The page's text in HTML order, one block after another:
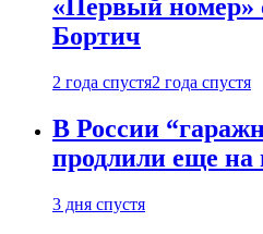
«Первый номер»
Бортич
2 года спустя2 года спустя
В России
продлили еще на
3 дня спустя